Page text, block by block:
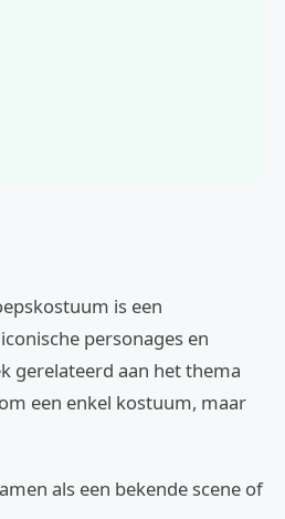
is een
personages en
gerelateerd aan het thema
een enkel kostuum, maar
als een bekende scene of